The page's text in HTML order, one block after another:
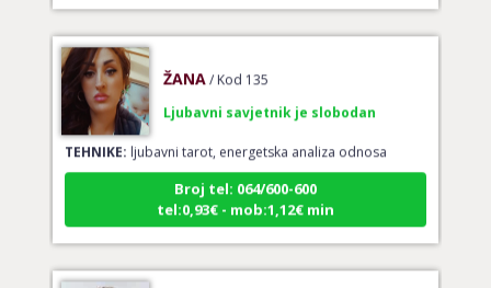
TEHNIKE:ljubavni tarot, energetska analiza odnosa
Broj tel: 064/600-600
tel:0,93€ - mob:1,12€ min